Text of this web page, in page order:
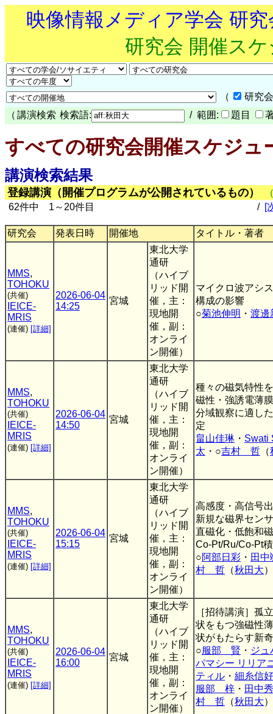
映像情報メディア学会 研
研究会 開催ス
（
研究
（ 講演検索 検索語: / 範囲: 題目
すべての研究会開催スケジュ
講演検索結果
登録講演（開催プログラムが公開されているもの）
62件中 1～20件目
/ [
研究会 発表日時 開催地 タイトル・著者
MMS,
TOHOKU
(共催)
IEICE-
MRIS
(連催) [詳細]
2026-06-04
14:25
宮城
東北大学
通研
（ハイブ
リッド開
催，主：
現地開
催，副：
オンライ
ン開催）
マイクロ波アシ
構成の影響
○菊池伸明 ・ 渡邊
MMS,
TOHOKU
(共催)
IEICE-
MRIS
(連催) [詳細]
2026-06-04
14:50
宮城
東北大学
通研
（ハイブ
リッド開
催，主：
現地開
催，副：
オンライ
ン開催）
種々の磁気特性
磁性・強誘電薄
分域観察に適し
定
畠山佳琳 ・ Swati
太 ・○吉村 哲 （
MMS,
TOHOKU
(共催)
IEICE-
MRIS
(連催) [詳細]
2026-06-04
15:15
宮城
東北大学
通研
（ハイブ
リッド開
催，主：
現地開
催，副：
オンライ
ン開催）
高感度・高信号
新規な磁界セン
直磁化・低飽和
Co-Pt/Ru/Co-Pt
○阿部日彩 ・ 田中
村 哲 （秋田大）
MMS,
TOHOKU
(共催)
IEICE-
MRIS
(連催) [詳細]
2026-06-04
16:00
宮城
東北大学
通研
（ハイブ
リッド開
催，主：
現地開
催，副：
オンライ
ン開催）
［招待講演］孤
状をもつ強磁性
状がもたらす新
○服部 賢 ・ ジュ
パマシー リリア
ティル ・ 細糸信好
服部 梓 ・ 田中
村 哲 （秋田大）